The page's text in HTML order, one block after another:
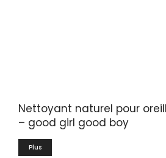
Nettoyant naturel pour
– good girl good boy
Plus